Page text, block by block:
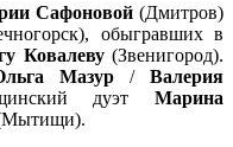
Сафоновой (Дмитров)
обыгравших в
Ковалеву(Звенигород).
Мазур / Валерия
дуэт Марина